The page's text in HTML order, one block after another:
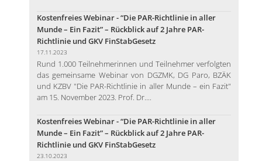
Kostenfreies Webinar - “Die PAR-Richtlinie in aller
Munde – Ein Fazit” – Rückblick auf 2 Jahre PAR-
Richtlinie und GKV FinStabGesetz
17.11.2023
Rund 1.000 Teilnehmerinnen und Teilnehmer verfolgten
das gemeinsame Webinar von DGZMK, DG Paro, BZÄK
und KZBV "Die PAR-Richtlinie in aller Munde – ein Fazit"
am 15. November 2023. Prof. Dr....
Kostenfreies Webinar - “Die PAR-Richtlinie in aller
Munde – Ein Fazit” – Rückblick auf 2 Jahre PAR-
Richtlinie und GKV FinStabGesetz
23.10.2023